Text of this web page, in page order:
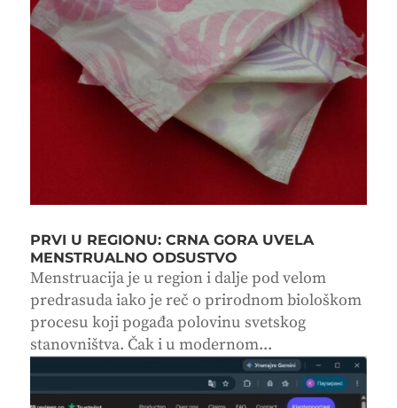
PRVI U REGIONU: CRNA GORA UVELA
MENSTRUALNO ODSUSTVO
Menstruacija je u region i dalje pod velom
predrasuda iako je reč o prirodnom biološkom
procesu koji pogađa polovinu svetskog
stanovništva. Čak i u modernom...